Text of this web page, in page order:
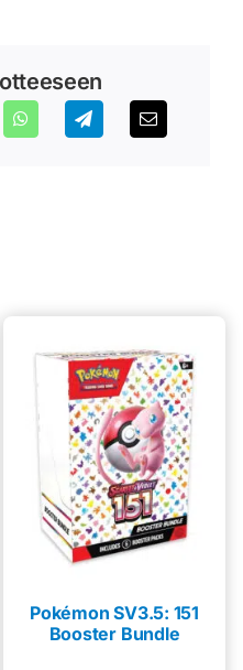
Pokémon SV3.5: 151
Booster Bundle